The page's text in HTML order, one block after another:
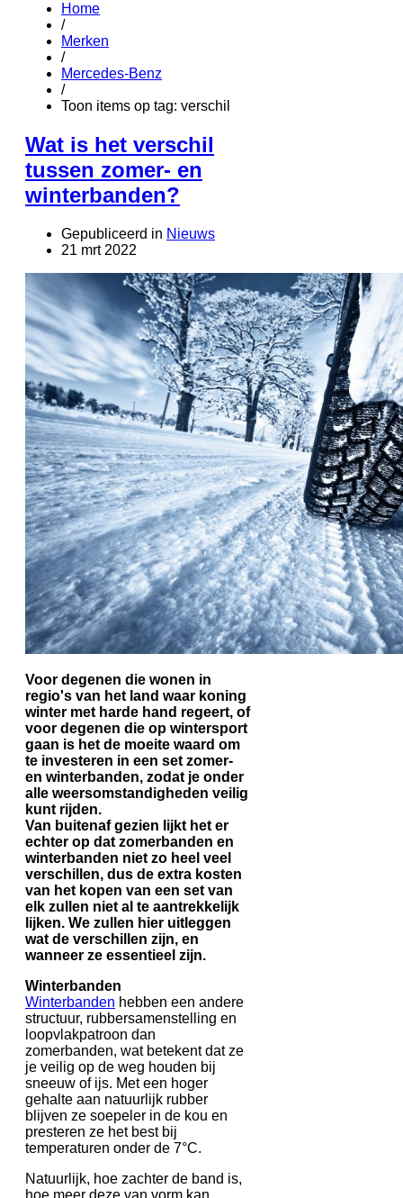
Home
/
Merken
/
Mercedes-Benz
/
Toon items op tag: verschil
Wat is het verschil
tussen zomer- en
winterbanden?
Gepubliceerd in Nieuws
21 mrt 2022
Voor degenen die wonen in
regio's van het land waar koning
winter met harde hand regeert, of
voor degenen die op wintersport
gaan is het de moeite waard om
te investeren in een set zomer-
en winterbanden, zodat je onder
alle weersomstandigheden veilig
kunt rijden.
Van buitenaf gezien lijkt het er
echter op dat zomerbanden en
winterbanden niet zo heel veel
verschillen, dus de extra kosten
van het kopen van een set van
elk zullen niet al te aantrekkelijk
lijken. We zullen hier uitleggen
wat de verschillen zijn, en
wanneer ze essentieel zijn.
Winterbanden
Winterbanden hebben een andere
structuur, rubbersamenstelling en
loopvlakpatroon dan
zomerbanden, wat betekent dat ze
je veilig op de weg houden bij
sneeuw of ijs. Met een hoger
gehalte aan natuurlijk rubber
blijven ze soepeler in de kou en
presteren ze het best bij
temperaturen onder de 7°C.
Natuurlijk, hoe zachter de band is,
hoe meer deze van vorm kan